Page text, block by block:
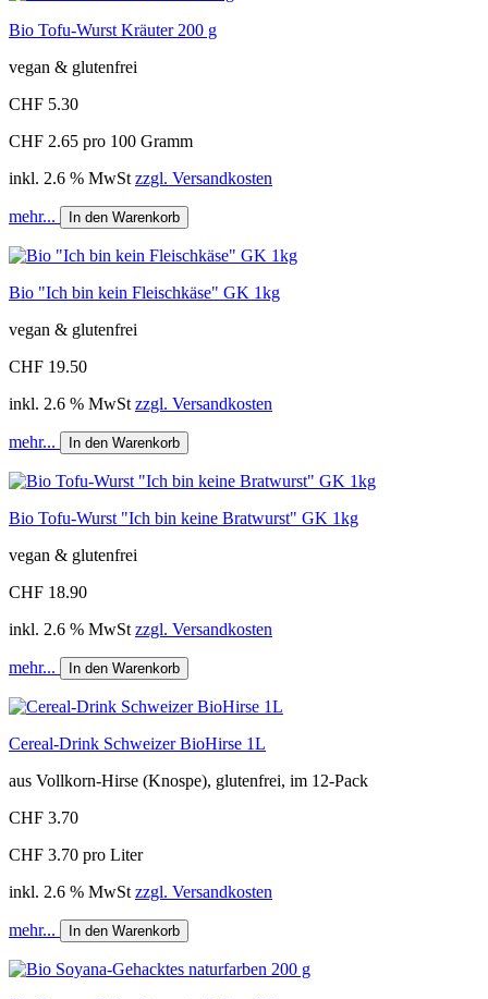
Bio Tofu-Wurst Kräuter 200 g
vegan & glutenfrei
CHF 5.30
CHF 2.65 pro 100 Gramm
inkl. 2.6 % MwSt zzgl. Versandkosten
mehr... In den Warenkorb
Bio "Ich bin kein Fleischkäse" GK 1kg
vegan & glutenfrei
CHF 19.50
inkl. 2.6 % MwSt zzgl. Versandkosten
mehr... In den Warenkorb
Bio Tofu-Wurst "Ich bin keine Bratwurst" GK 1kg
vegan & glutenfrei
CHF 18.90
inkl. 2.6 % MwSt zzgl. Versandkosten
mehr... In den Warenkorb
Cereal-Drink Schweizer BioHirse 1L
aus Vollkorn-Hirse (Knospe), glutenfrei, im 12-Pack
CHF 3.70
CHF 3.70 pro Liter
inkl. 2.6 % MwSt zzgl. Versandkosten
mehr... In den Warenkorb